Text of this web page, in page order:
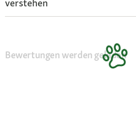
verstehen
Bewertungen werden geladen